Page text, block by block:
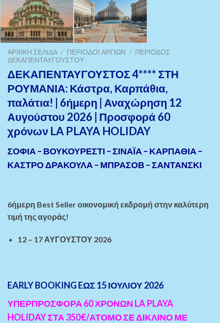
ΑΡΧΙΚΉ ΣΕΛΊΔΑ / ΠΕΡΊΟΔΟΙ ΑΡΓΊΏΝ / ΠΕΡΊΟΔΟΣ
ΔΕΚΑΠΕΝΤΑΎΓΟΥΣΤΟΥ
ΔΕΚΑΠΕΝΤΑΥΓΟΥΣΤΟΣ 4**** ΣΤΗ
ΡΟΥΜΑΝΙΑ: Κάστρα, Καρπάθια,
παλάτια! | 6ήμερη | Αναχώρηση 12
Αυγούστου 2026 | Προσφορά 60
χρόνων LA PLAYA HOLIDAY
ΣΟΦΙΑ – ΒΟΥΚΟΥΡΕΣΤΙ – ΣΙΝΑΪΑ – ΚΑΡΠΑΘΙΑ –
ΚΑΣΤΡΟ ΔΡΑΚΟΥΛΑ – ΜΠΡΑΣΟΒ – ΣΑΝΤΑΝΣΚΙ
6ήμερη Best Seller οικονομική εκδρομή στην καλύτερη
τιμή της αγοράς!
12 – 17 ΑΥΓΟΥΣΤΟΥ 2026
EARLY BOOKING EΩΣ 15 ΙΟΥΛΙΟΥ 2026
ΥΠΕΡΠΡΟΣΦΟΡΑ 60 ΧΡΟΝΩΝ LA PLAYA
HOLIDAY ΣΤΑ 350€/ΑΤΟΜΟ ΣΕ ΔΙΚΛΙΝΟ ΜΕ